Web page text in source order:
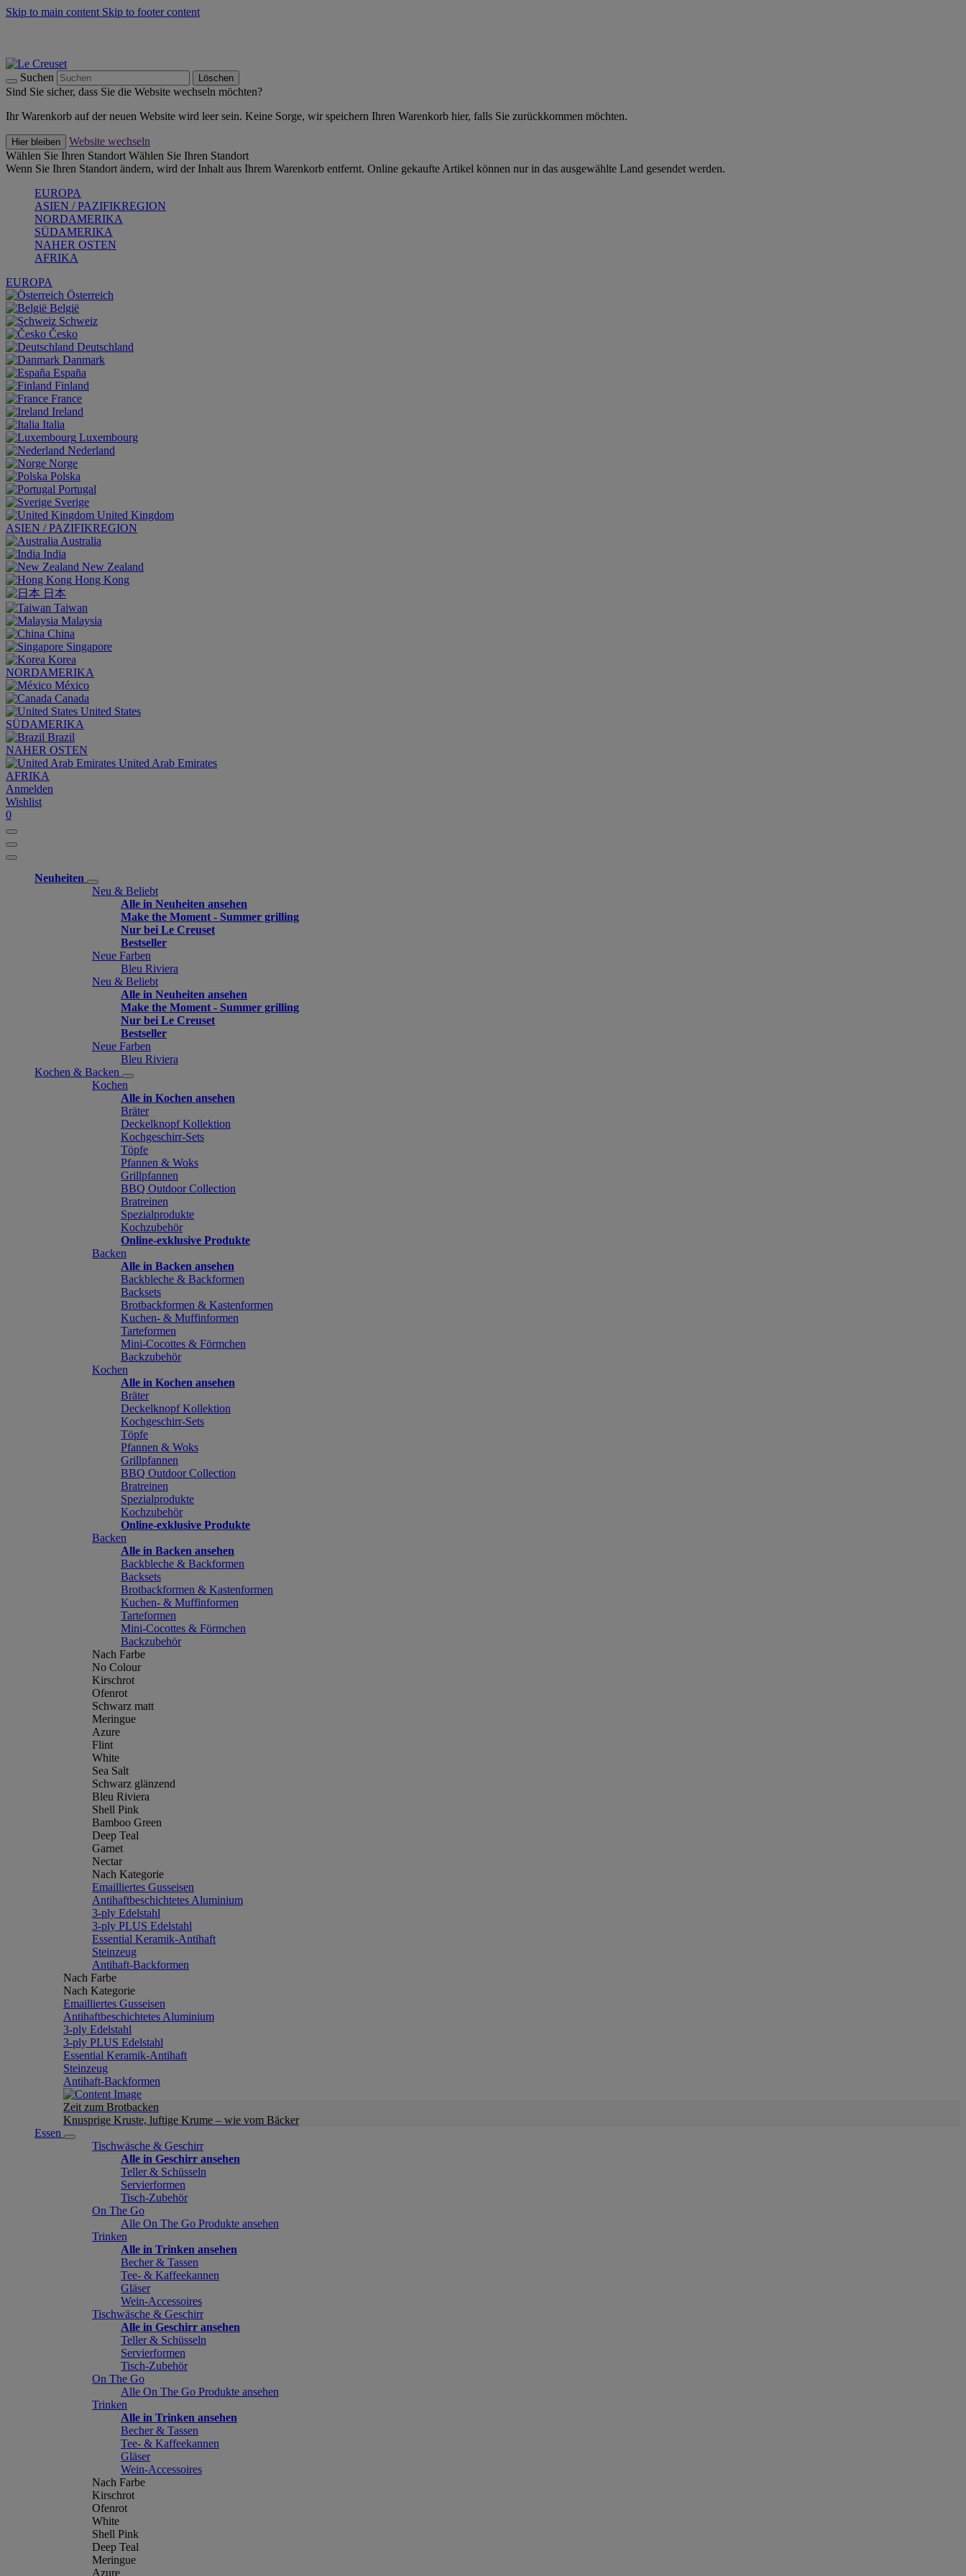
Skip to main content Skip to footer content
Suchen Löschen
Sind Sie sicher, dass Sie die Website wechseln möchten?
Ihr Warenkorb auf der neuen Website wird leer sein. Keine Sorge, wir speichern Ihren Warenkorb hier, falls Sie zurückkommen möchten.
Hier bleiben
Website wechseln
Wählen Sie Ihren Standort Wählen Sie Ihren Standort
Wenn Sie Ihren Standort ändern, wird der Inhalt aus Ihrem Warenkorb entfernt. Online gekaufte Artikel können nur in das ausgewählte Land gesendet werden.
EUROPA
ASIEN / PAZIFIKREGION
NORDAMERIKA
SÜDAMERIKA
NAHER OSTEN
AFRIKA
EUROPA
Österreich
België
Schweiz
Česko
Deutschland
Danmark
España
Finland
France
Ireland
Italia
Luxembourg
Nederland
Norge
Polska
Portugal
Sverige
United Kingdom
ASIEN / PAZIFIKREGION
Australia
India
New Zealand
Hong Kong
日本
Taiwan
Malaysia
China
Singapore
Korea
NORDAMERIKA
México
Canada
United States
SÜDAMERIKA
Brazil
NAHER OSTEN
United Arab Emirates
AFRIKA
Anmelden
Wishlist
0
Neuheiten
Neu & Beliebt
Alle in Neuheiten ansehen
Make the Moment - Summer grilling
Nur bei Le Creuset
Bestseller
Neue Farben
Bleu Riviera
Neu & Beliebt
Alle in Neuheiten ansehen
Make the Moment - Summer grilling
Nur bei Le Creuset
Bestseller
Neue Farben
Bleu Riviera
Kochen & Backen
Kochen
Alle in Kochen ansehen
Bräter
Deckelknopf Kollektion
Kochgeschirr-Sets
Töpfe
Pfannen & Woks
Grillpfannen
BBQ Outdoor Collection
Bratreinen
Spezialprodukte
Kochzubehör
Online-exklusive Produkte
Backen
Alle in Backen ansehen
Backbleche & Backformen
Backsets
Brotbackformen & Kastenformen
Kuchen- & Muffinformen
Tarteformen
Mini-Cocottes & Förmchen
Backzubehör
Kochen
Alle in Kochen ansehen
Bräter
Deckelknopf Kollektion
Kochgeschirr-Sets
Töpfe
Pfannen & Woks
Grillpfannen
BBQ Outdoor Collection
Bratreinen
Spezialprodukte
Kochzubehör
Online-exklusive Produkte
Backen
Alle in Backen ansehen
Backbleche & Backformen
Backsets
Brotbackformen & Kastenformen
Kuchen- & Muffinformen
Tarteformen
Mini-Cocottes & Förmchen
Backzubehör
Nach Farbe
No Colour
Kirschrot
Ofenrot
Schwarz matt
Meringue
Azure
Flint
White
Sea Salt
Schwarz glänzend
Bleu Riviera
Shell Pink
Bamboo Green
Deep Teal
Garnet
Nectar
Nach Kategorie
Emailliertes Gusseisen
Antihaftbeschichtetes Aluminium
3-ply Edelstahl
3-ply PLUS Edelstahl
Essential Keramik-Antihaft
Steinzeug
Antihaft-Backformen
Nach Farbe
Nach Kategorie
Emailliertes Gusseisen
Antihaftbeschichtetes Aluminium
3-ply Edelstahl
3-ply PLUS Edelstahl
Essential Keramik-Antihaft
Steinzeug
Antihaft-Backformen
Zeit zum Brotbacken
Knusprige Kruste, luftige Krume – wie vom Bäcker
Essen
Tischwäsche & Geschirr
Alle in Geschirr ansehen
Teller & Schüsseln
Servierformen
Tisch-Zubehör
On The Go
Alle On The Go Produkte ansehen
Trinken
Alle in Trinken ansehen
Becher & Tassen
Tee- & Kaffeekannen
Gläser
Wein-Accessoires
Tischwäsche & Geschirr
Alle in Geschirr ansehen
Teller & Schüsseln
Servierformen
Tisch-Zubehör
On The Go
Alle On The Go Produkte ansehen
Trinken
Alle in Trinken ansehen
Becher & Tassen
Tee- & Kaffeekannen
Gläser
Wein-Accessoires
Nach Farbe
Kirschrot
Ofenrot
White
Shell Pink
Deep Teal
Meringue
Azure